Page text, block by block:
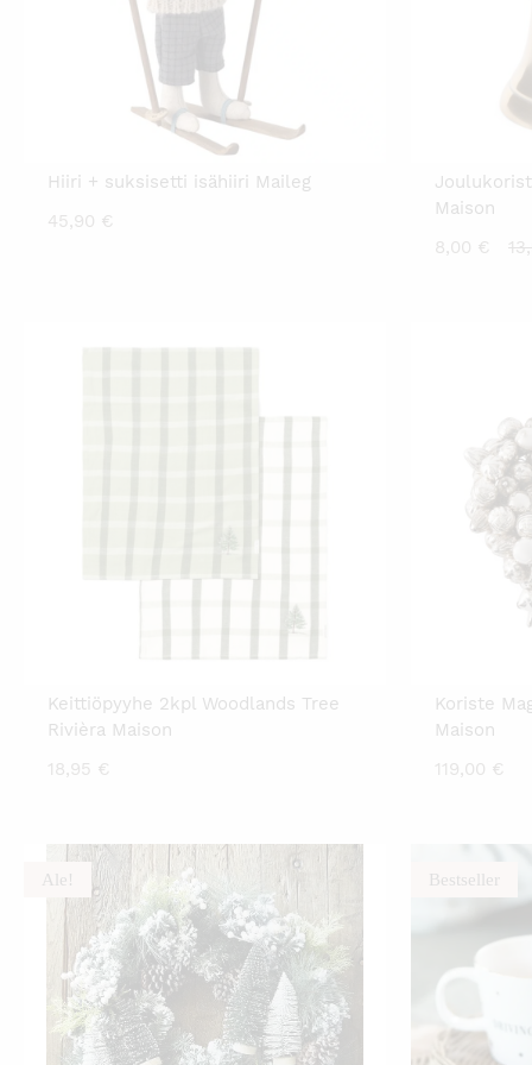
Hiiri + suksisetti isähiiri Maileg
45,90 €
Maison
8,00 €
Keittiöpyyhe 2kpl Woodlands Tree
Rivièra Maison
18,95 €
Koriste
Maison
119,00 €
Ale! Bestseller